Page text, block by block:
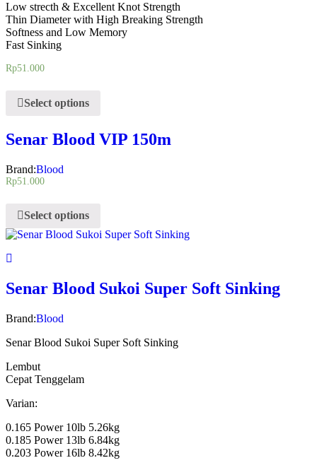
Low strecth & Excellent Knot Strength
Thin Diameter with High Breaking Strength
Softness and Low Memory
Fast Sinking
Rp51.000
Select options
Senar Blood VIP 150m
Brand:Blood
Rp51.000
Select options
Senar Blood Sukoi Super Soft Sinking
Brand:Blood
Senar Blood Sukoi Super Soft Sinking
Lembut
Cepat Tenggelam
Varian:
0.165 Power 10lb 5.26kg
0.185 Power 13lb 6.84kg
0.203 Power 16lb 8.42kg